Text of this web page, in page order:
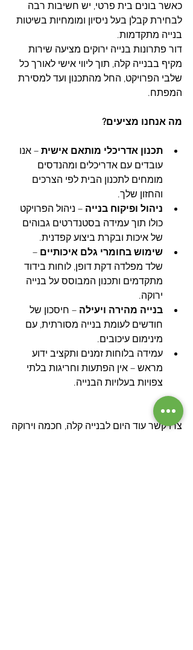
כאשר בונים בית פרטי, יש חשיבות רבה
לבחירת קבלן בעל ניסיון ומומחיות בשיטות
בנייה מתקדמות.
דור פתרונות בנייה ירוקים מציעה שירות
מקיף בבנייה קלה, תוך ליווי אישי לאורך כל
שלבי הפרויקט, החל מהתכנון ועד למסירת
המפתח.
מה אנחנו מציעים?
תכנון אדריכלי מותאם אישית – אנו
עובדים עם אדריכלים ומהנדסים
מומחים לתכנון הבית לפי הצרכים
והחזון שלך.
ניהול ופיקוח בנייה – ניהול הפרויקט
כולו תוך עמידה בסטנדרטים גבוהים
של איכות ובקרת ביצוע קפדנית.
שימוש בחומרי גלם איכותיים –
שלד מפלדה דקת דופן, לוחות בידוד
מתקדמים ותכנון המבוסס על בנייה
ירוקה.
בנייה מהירה ויעילה – חיסכון של
חודשים לעומת בנייה מסורתית, עם
מינימום עיכובים.
עמידה בלוחות זמנים ותקציב ידוע
מראש – אין הפתעות וחריגות בלתי
צפויות בעלויות הבנייה.
צרו קשר עוד היום לבנייה קלה, חכמה וירוקה